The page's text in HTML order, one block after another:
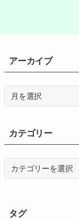
アーカイブ
ブ
カテゴリー
ータグ